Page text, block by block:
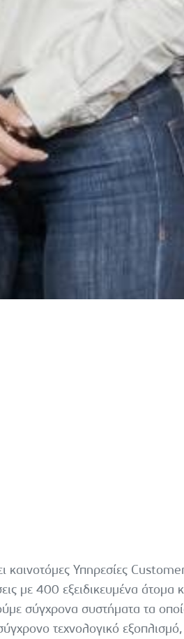
Υπηρεσίες
με 400 εξειδικευμένα άτομα
σύγχρονα συστήματα τα
τεχνολογικό